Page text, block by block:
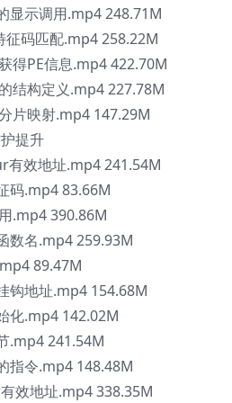
显示调用.mp4 248.71M
码匹配.mp4 258.22M
得PE信息.mp4 422.70M
结构定义.mp4 227.78M
片映射.mp4 147.29M
提升
效地址.mp4 241.54M
码.mp4 83.66M
.mp4 390.86M
数名.mp4 259.93M
89.47M
钩地址.mp4 154.68M
化.mp4 142.02M
.mp4 241.54M
指令.mp4 148.48M
效地址.mp4 338.35M